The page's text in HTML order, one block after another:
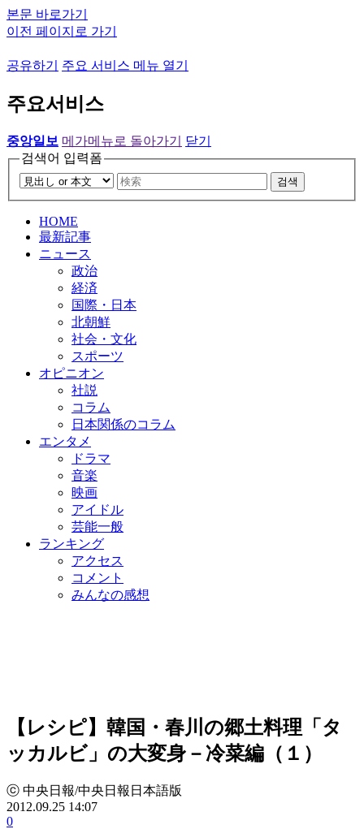
본문 바로가기
이전 페이지로 가기
공유하기 주요 서비스 메뉴 열기
주요서비스
중앙일보 메가메뉴로 돌아가기
닫기
검색어 입력폼
검색
HOME
最新記事
ニュース
政治
経済
国際・日本
北朝鮮
社会・文化
スポーツ
オピニオン
社説
コラム
日本関係のコラム
エンタメ
ドラマ
音楽
映画
アイドル
芸能一般
ランキング
アクセス
コメント
みんなの感想
【レシピ】韓国・春川の郷土料理「タ
ッカルビ」の大変身－冷菜編（１）
ⓒ 中央日報/中央日報日本語版
2012.09.25 14:07
0